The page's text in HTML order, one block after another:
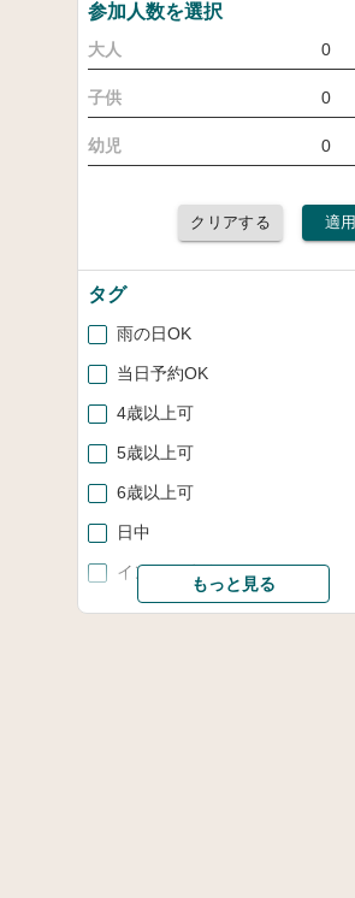
参加人数を選択
大人 0
子供 0
幼児 0
クリアする 適用
タグ
雨の日OK
当日予約OK
4歳以上可
5歳以上可
6歳以上可
日中
インドア体験
ホテル内
もっと見る